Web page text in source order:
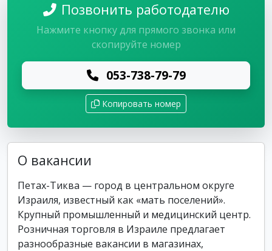
Позвонить работодателю
Нажмите кнопку для прямого звонка или
скопируйте номер
053-738-79-79
Копировать номер
О вакансии
Петах-Тиква — город в центральном округе
Израиля, известный как «мать поселений».
Крупный промышленный и медицинский центр.
Розничная торговля в Израиле предлагает
разнообразные вакансии в магазинах,